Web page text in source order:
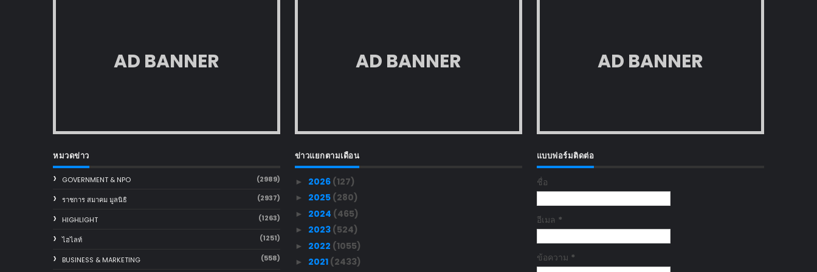
AD BANNER
หมวดข่าว
GOVERNMENT & NPO (2989)
ราชการ สมาคม มูลนิธิ (2937)
HIGHLIGHT (1263)
ไฮไลท์ (1251)
BUSINESS & MARKETING (558)
AD BANNER
ข่าวแยกตามเดือน
► 2026 (127)
► 2025 (280)
► 2024 (465)
► 2023 (524)
► 2022 (1055)
► 2021 (2433)
AD BANNER
แบบฟอร์มติดต่อ
ชื่อ
อีเมล *
ข้อความ *